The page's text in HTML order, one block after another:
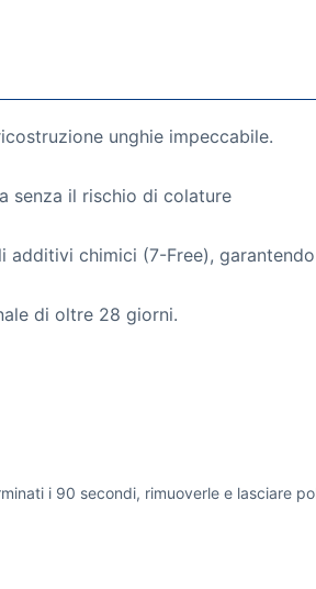
unghie impeccabile.
senza il rischio di colature
chimici (7-Free),
di oltre 28 giorni.
i 90 secondi, rimuoverle e lasciare